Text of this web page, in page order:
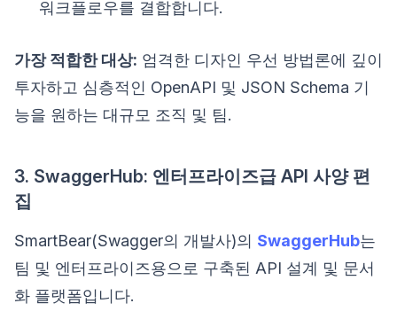
워크플로우를 결합합니다.
가장 적합한 대상: 엄격한 디자인 우선 방법론에 깊이
투자하고 심층적인 OpenAPI 및 JSON Schema 기
능을 원하는 대규모 조직 및 팀.
3. SwaggerHub: 엔터프라이즈급 API 사양 편
집
SmartBear(Swagger의 개발사)의 SwaggerHub는
팀 및 엔터프라이즈용으로 구축된 API 설계 및 문서
화 플랫폼입니다.